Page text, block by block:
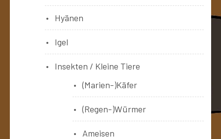
Hyänen
Igel
Insekten / Kleine Tiere
(Marien-)Käfer
(Regen-)Würmer
Ameisen